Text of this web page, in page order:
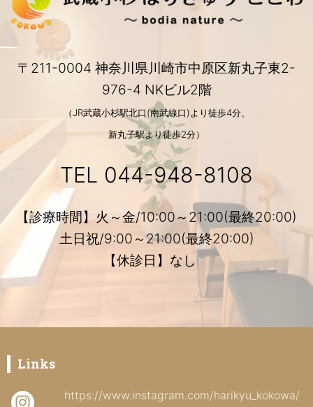
〒211-0004 神奈川県川崎市中原区新丸子東2-
976-4 NKビル2階
（JR武蔵小杉駅北口(南武線口)より徒歩4分、
新丸子駅より徒歩2分）
TEL 044-948-8108
【診療時間】火～金/10:00～21:00(最終20:00)
土日祝/9:00～21:00(最終20:00)
【休診日】なし
Links
https://www.instagram.com/harikyu_kokowa/